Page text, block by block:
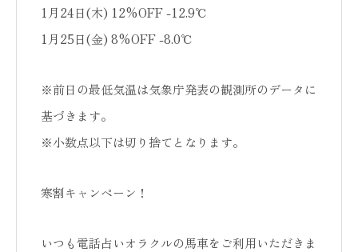
1月24日(木) 12%OFF -12.9℃
1月25日(金) 8%OFF -8.0℃
※前日の最低気温は気象庁発表の観測所のデータに
基づきます。
※小数点以下は切り捨てとなります。
寒割キャンペーン！
いつも電話占いオラクルの馬車をご利用いただきま